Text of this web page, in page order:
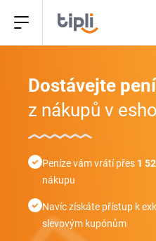
Dostávejte
z nákupů v
Peníze vám vrátí přes 1
nákupu
Navíc získáte přístup k
slevovým kupónům